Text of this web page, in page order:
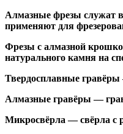
Алмазные фрезы служат
применяют для
Фрезы с алмазной
натурального камня на
Твердосплавные гравёры
Алмазные гравёры —
Микросвёрла — свёрла с